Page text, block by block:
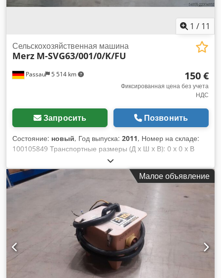
1 / 11
Passau 5 514 km
Сельскохозяйственная машина
Merz M-SVG63/001/0/K/FU
150 €
Фиксированная цена без учета
НДС
Запросить Позвонить
Состояние: новый, Год выпуска: 2011, Номер на складе:
100105849 Транспортные размеры (Д x Ш x В): 0 x 0 x В
наличии: 1 шт. Распределитель Merz M-SVG63/001/0/K/FU
Артикул: 100105849 Серийный номер: A111002995000004
Год выпуска: 2011 Распределитель Merz M-
SVG63/001/0/K/FU Артикул: 100105852 Серийный номер:
A111002996000007 Год выпуска: 2011 Распределитель
Merz M-SVG63/001/0/K/FU Артикул: 100105853 Серийный
номер: A111002995000008 Год выпуска: 2011 Dsdpfx Anezk
Acyjlowa
Малое объявление